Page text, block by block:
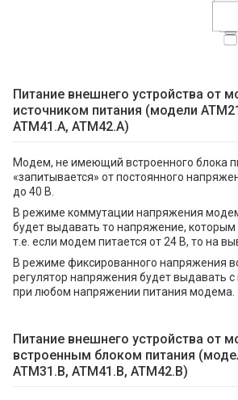
Питание внешнего устройства от
источником питания (модели
АТМ41.А, ATM42.A)
Модем, не имеющий встроенного блока
«запитывается» от постоянного
до 40 В.
В режиме коммутации напряжения
будет выдавать то напряжение, которым
т.е. если модем питается от 24 В, то на
В режиме фиксированного напряжения
регулятор напряжения будет выдавать с
при любом напряжении питания модема.
Питание внешнего устройства от
встроенным блоком питания
АТМ31.В, АТМ41.В, ATM42.B)